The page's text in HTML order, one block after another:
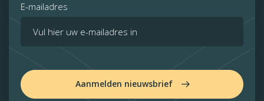
E-mailadres
Aanmelden nieuwsbrief